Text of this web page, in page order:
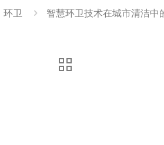
环卫 智慧环卫技术在城市清洁中